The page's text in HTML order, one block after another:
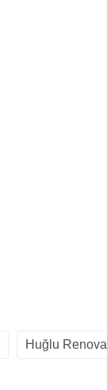
Huğlu Renova